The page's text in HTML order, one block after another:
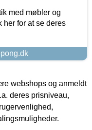
med møbler og
her for at se deres
webshops og anmeldt
deres prisniveau,